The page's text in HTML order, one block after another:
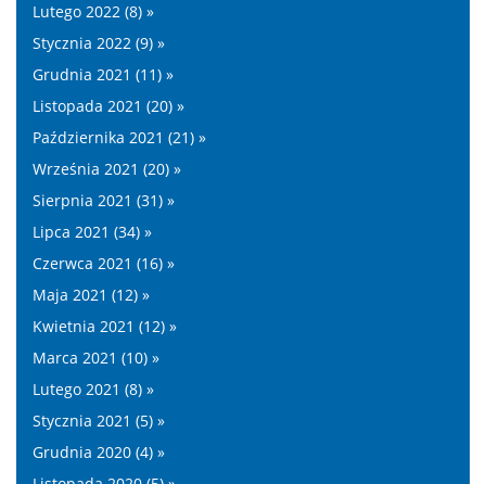
Lutego 2022 (8) »
Stycznia 2022 (9) »
Grudnia 2021 (11) »
Listopada 2021 (20) »
Października 2021 (21) »
Września 2021 (20) »
Sierpnia 2021 (31) »
Lipca 2021 (34) »
Czerwca 2021 (16) »
Maja 2021 (12) »
Kwietnia 2021 (12) »
Marca 2021 (10) »
Lutego 2021 (8) »
Stycznia 2021 (5) »
Grudnia 2020 (4) »